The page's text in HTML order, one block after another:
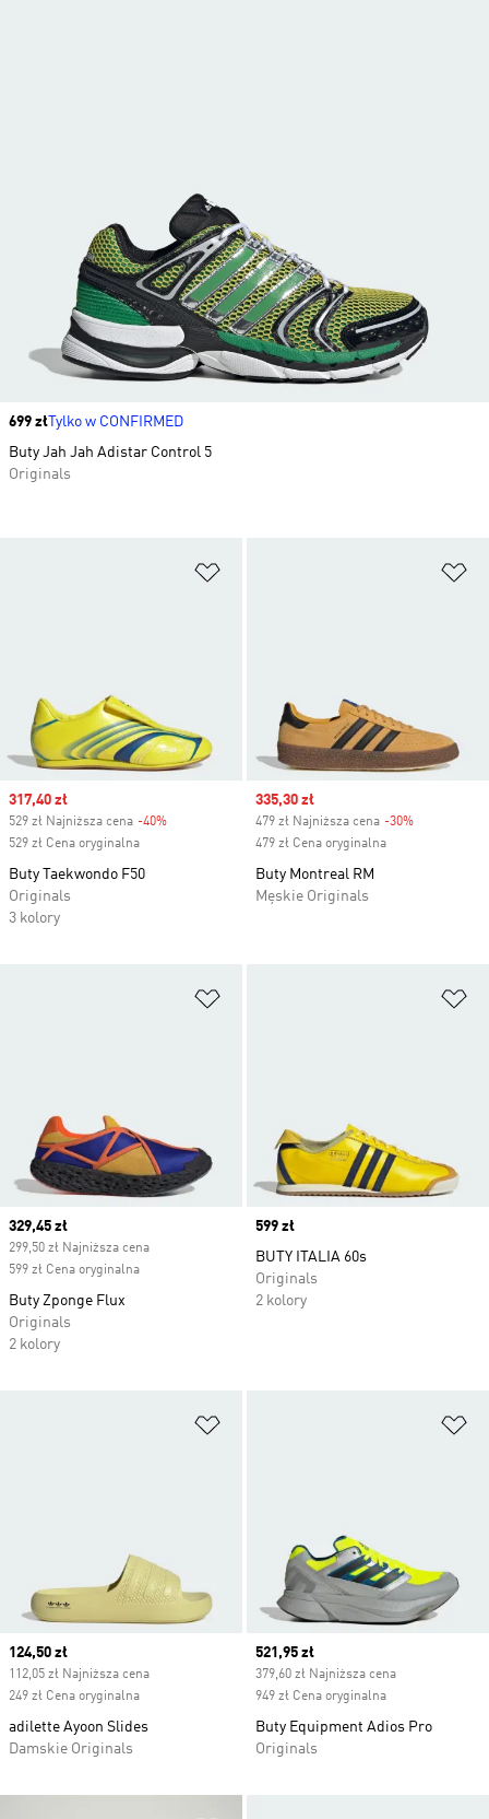
Sale price
317,40 zł
529 zł Najniższa cena -40%
529 zł Cena oryginalna
Buty Taekwondo F50
Originals
3 kolory
Sale price
335,30 zł
479 zł Najniższa cena -30%
479 zł Cena oryginalna
Buty Montreal RM
Męskie Originals
Current price
329,45 zł
299,50 zł Najniższa cena
599 zł Cena oryginalna
Buty Zponge Flux
Originals
2 kolory
Price
599 zł
BUTY ITALIA 60s
Originals
2 kolory
Current price
124,50 zł
112,05 zł Najniższa cena
249 zł Cena oryginalna
adilette Ayoon Slides
Damskie Originals
Current price
521,95 zł
379,60 zł Najniższa cena
949 zł Cena oryginalna
Buty Equipment Adios Pro
Originals
Price
699 zł Tylko w CONFIRMED
Buty Jah Jah Adistar Control 5
Originals